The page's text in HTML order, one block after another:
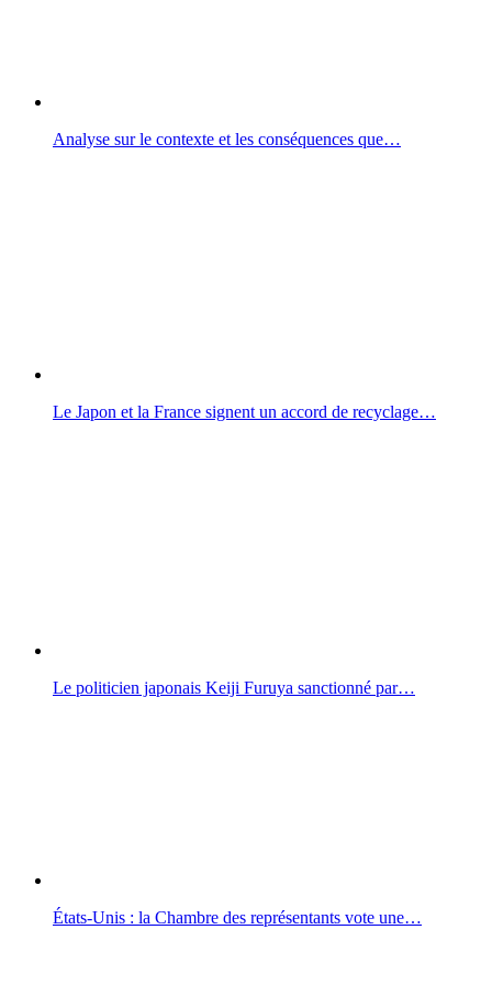
Analyse sur le contexte et les conséquences que…
Le Japon et la France signent un accord de recyclage…
Le politicien japonais Keiji Furuya sanctionné par…
États-Unis : la Chambre des représentants vote une…